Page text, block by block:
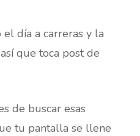
día a carreras y la
que toca post de
de buscar esas
tu pantalla se llene